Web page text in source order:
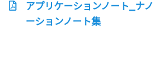
アプリケーションノート_ナ
ーションノート集